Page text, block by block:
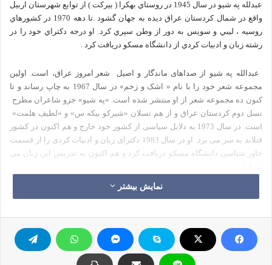
عبدلله په شيو در سال 1945 در روستاي بهکرا ( بيرکت ) از توابع شهرستان اربيل
واقع در شمال کردستان عراق ديده به جهان گشود .تا دهه 1970 در کشورهاي
روسيه ، ليبي و سويس به دور از وطن سپري کرد. او درجه دکتراي خود را در
رشته زبان و ادبيات کردي از دانشگاه مسکو دريافت کرد .
عبدالله په شیو از صداهای ماندگار و اصیل
شعر امروز عراق، است. اولین
مجموعه شعر خود را با نام « اشک و زخم» در سال 1967 به چاپ رساند و تا
کنون ده مجموعه شعر از او منتشر شده است. «په شیو» جزو شاعران مطرح
نسل دوم کردستان عراق و از هم نسلان «شیرکو بیکه س» و «لطیف هلمت»
است. در سال 1973 به دلایل سیاسی از کشور خود خارج و هم اکنون در کشور
فنلاند به سر می برد. او در سال 1983 دکترای زبان و ادبیات کردی را از قسمت
خاور شناسی دانشگاه مسکو دریافت کرد و هم اكنون به تدریس این زبان می
وطن، غربت، آزادی، مبارزه، عدالت خواهی و درخشش آهنگ های فراموش
شده ی طبیعت پاک انسانی ست. زبان شعر او چون دیگر شاعران هم روزگارش
نمایش بیشتر